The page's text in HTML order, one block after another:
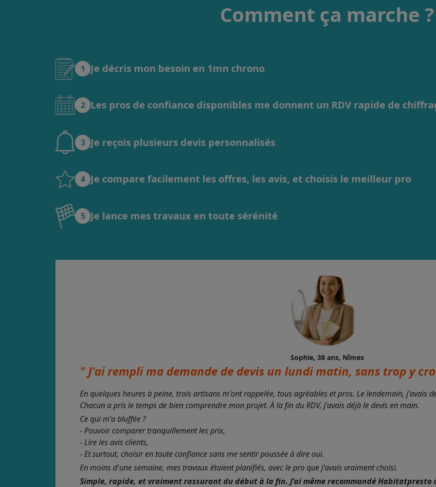
Comment ça marche ?
1 Je décris mon besoin en 1mn chrono
2 Les pros de confiance disponibles me donnent un RDV rapide de
3 Je reçois plusieurs devis personnalisés
4 Je compare facilement les offres, les avis, et choisis le meilleur pro
5 Je lance mes travaux en toute sérénité
Sophie, 38 ans, Nîmes
" J'ai rempli ma demande de devis un lundi matin, sans trop y
En quelques heures à peine, trois artisans m'ont rappelée, tous agréables et pros. Le lendemain, j'avais
Chacun a pris le temps de bien comprendre mon projet. À la fin du RDV, j'avais déjà le devis en main.
Ce qui m'a bluffée ?
- Pouvoir comparer tranquillement les prix,
- Lire les avis clients,
- Et surtout, choisir en toute confiance sans me sentir poussée à dire oui.
En moins d'une semaine, mes travaux étaient planifiés, avec le pro que j'avais vraiment choisi.
Simple, rapide, et vraiment rassurant du début à la fin. J'ai même recommandé Habitatpresto